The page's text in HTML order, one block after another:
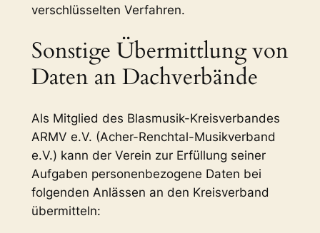
verschlüsselten Verfahren.
Sonstige Übermittlung von
Daten an Dachverbände
Als Mitglied des Blasmusik-Kreisverbandes
ARMV e.V. (Acher-Renchtal-Musikverband
e.V.) kann der Verein zur Erfüllung seiner
Aufgaben personenbezogene Daten bei
folgenden Anlässen an den Kreisverband
übermitteln: